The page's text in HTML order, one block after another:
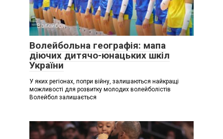
Волейбол
Волейбольна географія: мапа
діючих дитячо-юнацьких шкіл
України
У яких регіонах, попри війну, залишаються найкращі
можливості для розвитку молодих волейболістів
Волейбол залишається